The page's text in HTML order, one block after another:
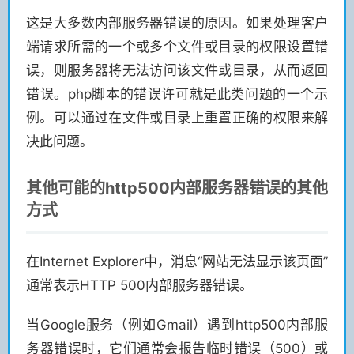
这是大多数内部服务器错误的原因。如果处理客户
端请求所需的一个或多个文件或目录的权限设置错
误，则服务器将无法访问该文件或目录，从而返回
错误。php脚本的错误许可就是此类问题的一个示
例。可以通过在文件或目录上重置正确的权限来解
决此问题。
其他可能的http500内部服务器错误的其他
方式
在Internet Explorer中，消息“网站无法显示该页面”
通常表示HTTP 500内部服务器错误。
当Google服务（例如Gmail）遇到http500内部服
务器错误时，它们通常会报告临时错误（500）或